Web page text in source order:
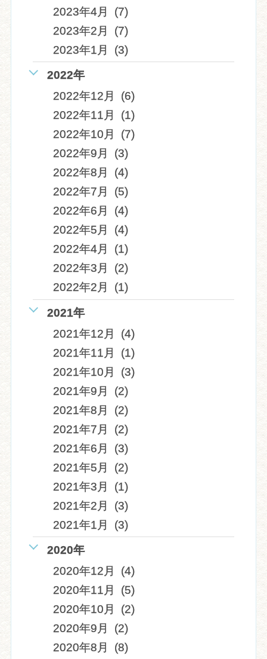
2023年4月 (7)
2023年2月 (7)
2023年1月 (3)
2022年
2022年12月 (6)
2022年11月 (1)
2022年10月 (7)
2022年9月 (3)
2022年8月 (4)
2022年7月 (5)
2022年6月 (4)
2022年5月 (4)
2022年4月 (1)
2022年3月 (2)
2022年2月 (1)
2021年
2021年12月 (4)
2021年11月 (1)
2021年10月 (3)
2021年9月 (2)
2021年8月 (2)
2021年7月 (2)
2021年6月 (3)
2021年5月 (2)
2021年3月 (1)
2021年2月 (3)
2021年1月 (3)
2020年
2020年12月 (4)
2020年11月 (5)
2020年10月 (2)
2020年9月 (2)
2020年8月 (8)